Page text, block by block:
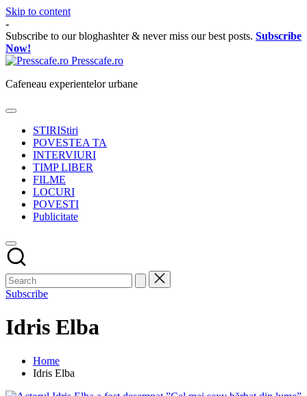
Skip to content
-
Subscribe to our bloghashter & never miss our best posts. Subscribe
Now!
Presscafe.ro
Cafeneau experientelor urbane
STIRIStiri
POVESTEA TA
INTERVIURI
TIMP LIBER
FILME
LOCURI
POVESTI
Publicitate
Subscribe
Idris Elba
Home
Idris Elba